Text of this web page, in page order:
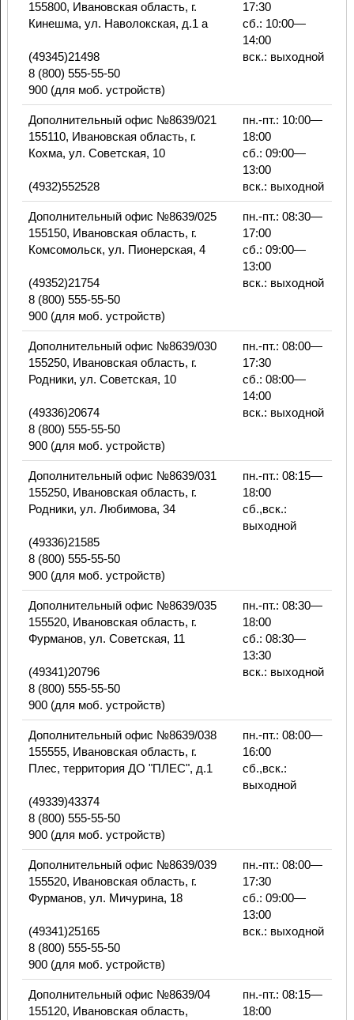
155800, Ивановская область, г.
Кинешма, ул. Наволокская, д.1 а
(49345)21498
8 (800) 555-55-50
900 (для моб. устройств)
17:30
сб.: 10:00—
14:00
вск.: выходной
Дополнительный офис №8639/021
155110, Ивановская область, г.
Кохма, ул. Советская, 10
(4932)552528
пн.-пт.: 10:00—
18:00
сб.: 09:00—
13:00
вск.: выходной
Дополнительный офис №8639/025
155150, Ивановская область, г.
Комсомольск, ул. Пионерская, 4
(49352)21754
8 (800) 555-55-50
900 (для моб. устройств)
пн.-пт.: 08:30—
17:00
сб.: 09:00—
13:00
вск.: выходной
Дополнительный офис №8639/030
155250, Ивановская область, г.
Родники, ул. Советская, 10
(49336)20674
8 (800) 555-55-50
900 (для моб. устройств)
пн.-пт.: 08:00—
17:30
сб.: 08:00—
14:00
вск.: выходной
Дополнительный офис №8639/031
155250, Ивановская область, г.
Родники, ул. Любимова, 34
(49336)21585
8 (800) 555-55-50
900 (для моб. устройств)
пн.-пт.: 08:15—
18:00
сб.,вск.:
выходной
Дополнительный офис №8639/035
155520, Ивановская область, г.
Фурманов, ул. Советская, 11
(49341)20796
8 (800) 555-55-50
900 (для моб. устройств)
пн.-пт.: 08:30—
18:00
сб.: 08:30—
13:30
вск.: выходной
Дополнительный офис №8639/038
155555, Ивановская область, г.
Плес, территория ДО "ПЛЕС", д.1
(49339)43374
8 (800) 555-55-50
900 (для моб. устройств)
пн.-пт.: 08:00—
16:00
сб.,вск.:
выходной
Дополнительный офис №8639/039
155520, Ивановская область, г.
Фурманов, ул. Мичурина, 18
(49341)25165
8 (800) 555-55-50
900 (для моб. устройств)
пн.-пт.: 08:00—
17:30
сб.: 09:00—
13:00
вск.: выходной
Дополнительный офис №8639/04
155120, Ивановская область,
пн.-пт.: 08:15—
18:00